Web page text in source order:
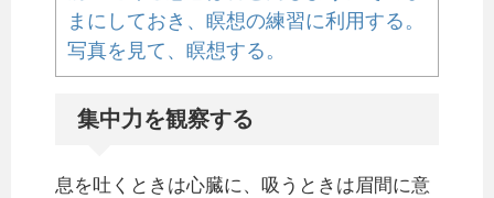
まにしておき、瞑想の練習に利用する。
写真を見て、瞑想する。
集中力を観察する
息を吐くときは心臓に、吸うときは眉間に意